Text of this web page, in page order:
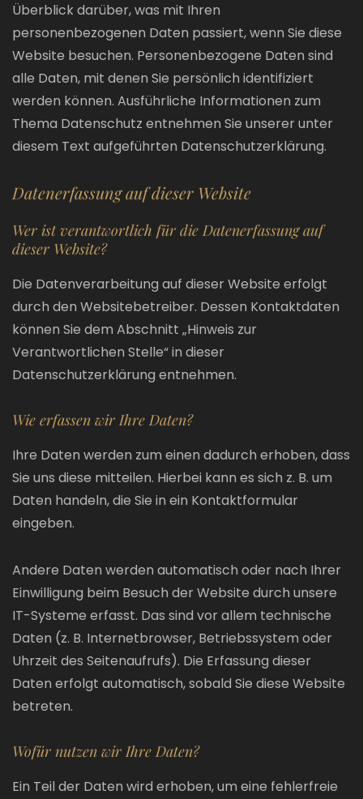
Überblick darüber, was mit Ihren
personenbezogenen Daten passiert, wenn Sie diese
Website besuchen. Personenbezogene Daten sind
alle Daten, mit denen Sie persönlich identifiziert
werden können. Ausführliche Informationen zum
Thema Datenschutz entnehmen Sie unserer unter
diesem Text aufgeführten Datenschutzerklärung.
Datenerfassung auf dieser Website
Wer ist verantwortlich für die Datenerfassung auf
dieser Website?
Die Datenverarbeitung auf dieser Website erfolgt
durch den Websitebetreiber. Dessen Kontaktdaten
können Sie dem Abschnitt „Hinweis zur
Verantwortlichen Stelle“ in dieser
Datenschutzerklärung entnehmen.
Wie erfassen wir Ihre Daten?
Ihre Daten werden zum einen dadurch erhoben, dass
Sie uns diese mitteilen. Hierbei kann es sich z. B. um
Daten handeln, die Sie in ein Kontaktformular
eingeben.
Andere Daten werden automatisch oder nach Ihrer
Einwilligung beim Besuch der Website durch unsere
IT-Systeme erfasst. Das sind vor allem technische
Daten (z. B. Internetbrowser, Betriebssystem oder
Uhrzeit des Seitenaufrufs). Die Erfassung dieser
Daten erfolgt automatisch, sobald Sie diese Website
betreten.
Wofür nutzen wir Ihre Daten?
Ein Teil der Daten wird erhoben, um eine fehlerfreie